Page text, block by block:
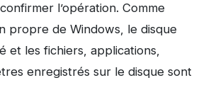
l’opération. Comme
propre de Windows, le disque
et les fichiers, applications,
enregistrés sur le disque sont